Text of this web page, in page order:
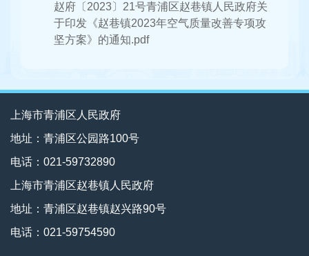
赵府〔2023〕21号青浦区赵巷镇人民政府关
于印发《赵巷镇2023年空气质量改善专项攻
坚方案》的通知.pdf
上海市青浦区人民政府
地址：青浦区公园路100号
电话：021-59732890
上海市青浦区赵巷镇人民政府
地址：青浦区赵巷镇赵兴路90号
电话：021-59754590